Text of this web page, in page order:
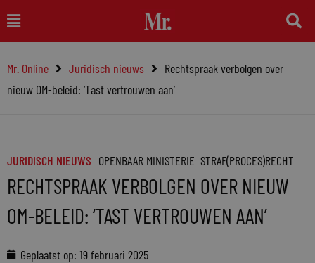
naar
inhoud
Main
Menu
Mr. Online Juridisch nieuws
Rechtspraak verbolgen over
nieuw OM-beleid: ‘Tast vertrouwen aan’
JURIDISCH NIEUWS OPENBAAR MINISTERIE STRAF(PROCES)RECHT
RECHTSPRAAK VERBOLGEN OVER NIEUW
OM-BELEID: ‘TAST VERTROUWEN AAN’
Geplaatst op: 19 februari 2025